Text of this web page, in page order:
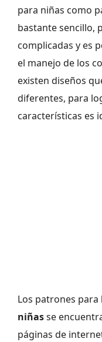
para niñas como
bastante sencillo,
complicadas y es
el manejo de los
existen diseños
diferentes, para
características es
Los patrones para
niñasse
páginas de